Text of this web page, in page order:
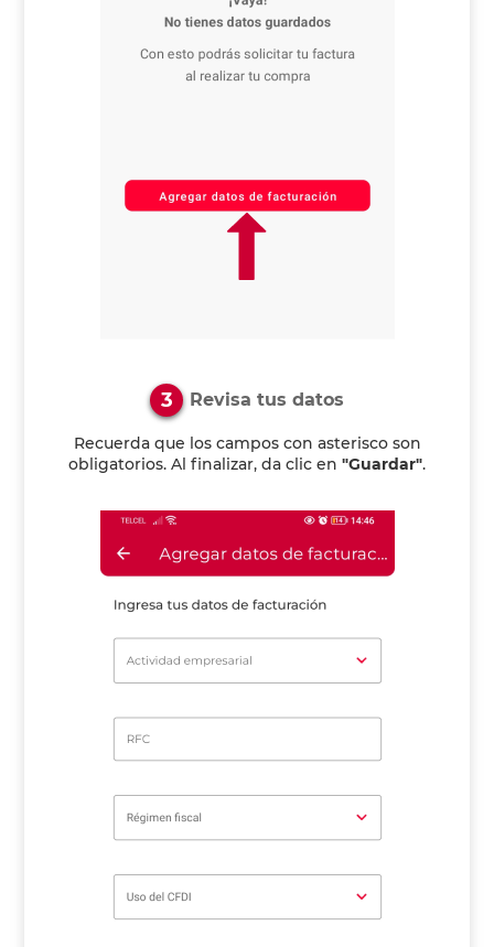
3 Revisa tus datos
Recuerda que los campos con asterisco son
obligatorios. Al finalizar, da clic en "Guardar".